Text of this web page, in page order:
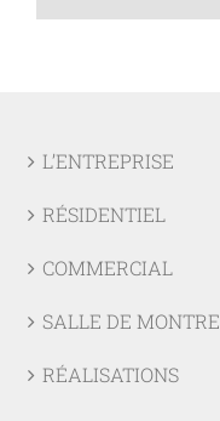
L’ENTREPRISE
RÉSIDENTIEL
COMMERCIAL
SALLE DE MONTRE
RÉALISATIONS